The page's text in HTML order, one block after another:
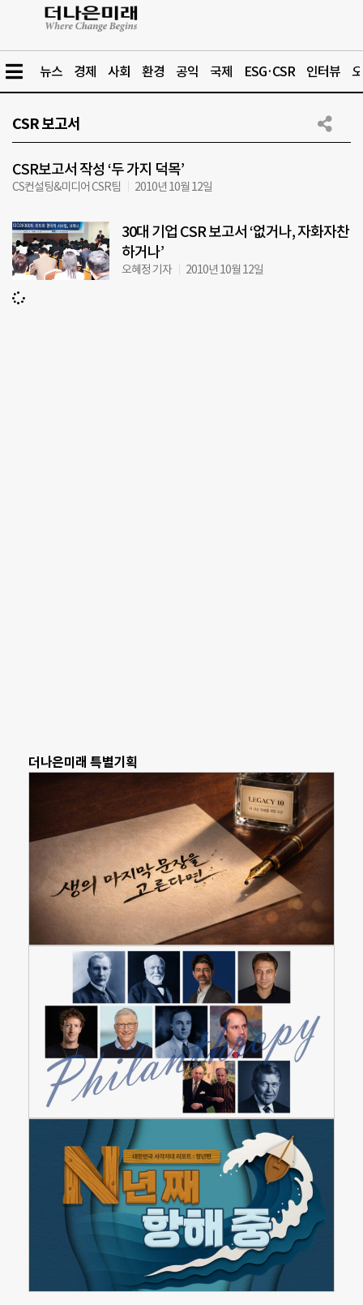
뉴스 경제 사회 환경 공익 국제 ESG·CSR 인터뷰
CSR 보고서
CSR보고서 작성 ‘두 가지 덕목’
CS컨설팅&미디어 CSR팀 2010년 10월 12일
30대 기업 CSR 보고서 ‘없거나, 자화자찬
하거나’
오혜정 기자 2010년 10월 12일
더나은미래 특별기획